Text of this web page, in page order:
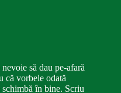
să dau pe-afară
că vorbele odată
în bine. Scriu